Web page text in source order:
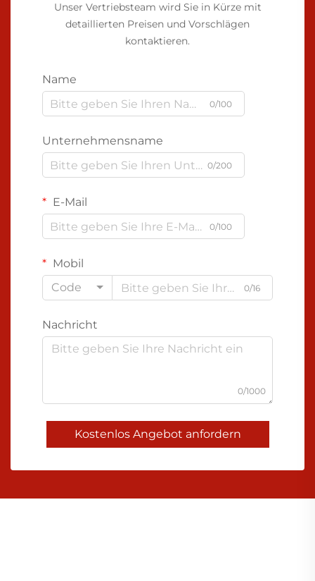
Unser Vertriebsteam wird Sie in Kürze mit
detaillierten Preisen und Vorschlägen
kontaktieren.
Name
0/100
Unternehmensname
0/200
E-Mail
0/100
Mobil
Code
0/16
Nachricht
0/1000
Kostenlos Angebot anfordern